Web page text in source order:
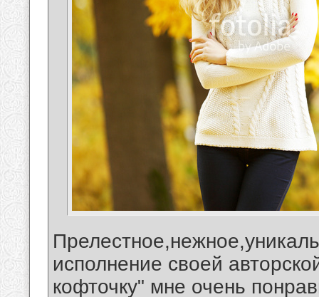
исполнение своей
кофточку" мне очень